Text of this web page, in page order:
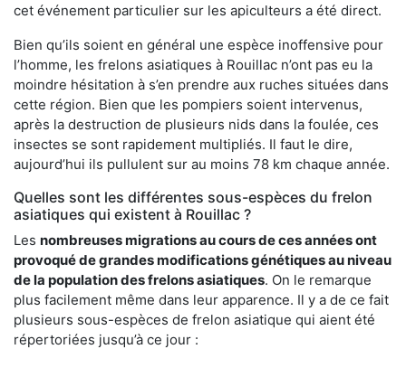
cet événement particulier sur les apiculteurs a été direct.
Bien qu’ils soient en général une espèce inoffensive pour
l’homme, les frelons asiatiques à Rouillac n’ont pas eu la
moindre hésitation à s’en prendre aux ruches situées dans
cette région. Bien que les pompiers soient intervenus,
après la destruction de plusieurs nids dans la foulée, ces
insectes se sont rapidement multipliés. Il faut le dire,
aujourd’hui ils pullulent sur au moins 78 km chaque année.
Quelles sont les différentes sous-espèces du frelon
asiatiques qui existent à Rouillac ?
Les nombreuses migrations au cours de ces années ont
provoqué de grandes modifications génétiques au niveau
de la population des frelons asiatiques. On le remarque
plus facilement même dans leur apparence. Il y a de ce fait
plusieurs sous-espèces de frelon asiatique qui aient été
répertoriées jusqu’à ce jour :